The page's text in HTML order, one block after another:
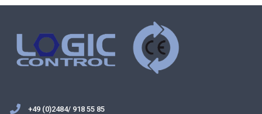
+49 (0)2484/ 918 55 85